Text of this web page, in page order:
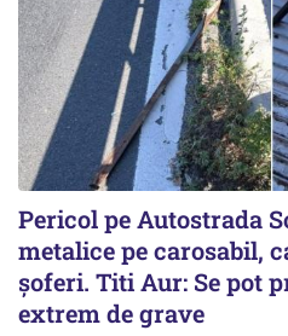
Pericol pe Autostrada
metalice pe carosabil,
șoferi. Titi Aur: Se pot
extrem de grave